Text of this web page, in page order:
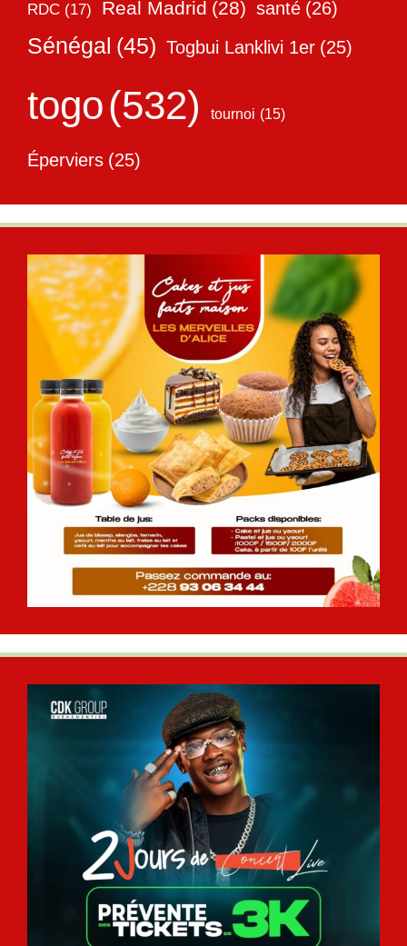
RDC (17) Real Madrid (28) santé (26)
Sénégal (45) Togbui Lanklivi 1er (25)
togo(532) tournoi (15)
Éperviers (25)